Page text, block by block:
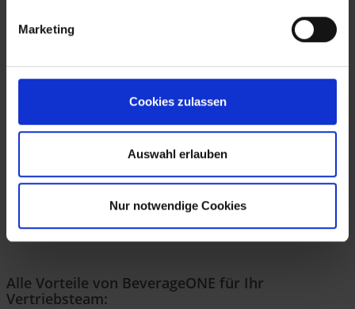
Marketing
Cookies zulassen
Auswahl erlauben
Nur notwendige Cookies
angepasst werden.
Alle Vorteile von BeverageONE für Ihr
Vertriebsteam: